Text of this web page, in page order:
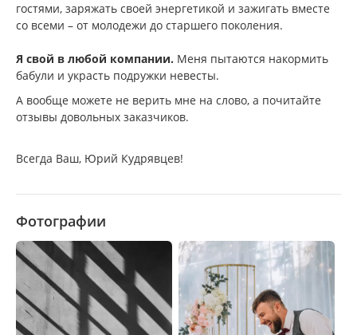
гостями, заряжать своей энергетикой и зажигать вместе
со всеми – от молодежи до старшего поколения.
Я свой в любой компании. Меня пытаются накормить
бабули и украсть подружки невесты.
А вообще можете не верить мне на слово, а почитайте
отзывы довольных заказчиков.
Всегда Ваш, Юрий Кудрявцев!
Фотографии